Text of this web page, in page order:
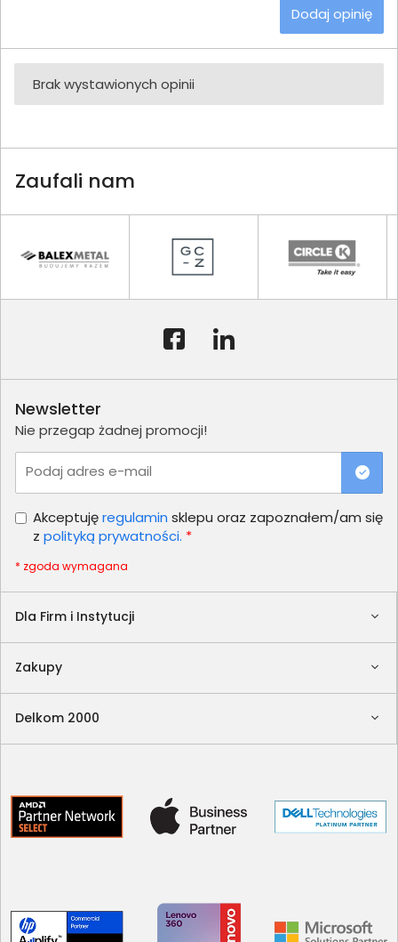
Dodaj opinię
Brak wystawionych opinii
Zaufali nam
Dla Firm i Instytucji
Zakupy
Delkom 2000
Newsletter
Nie przegap żadnej promocji!
Podaj adres e-mail
Akceptujęregulamin sklepu oraz zapoznałem/am się
z polityką prywatności. *
* zgoda wymagana